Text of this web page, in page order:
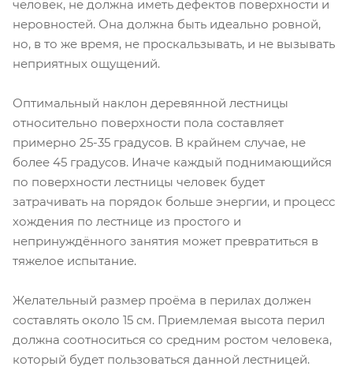
человек, не должна иметь дефектов поверхности и
неровностей. Она должна быть идеально ровной,
но, в то же время, не проскальзывать, и не вызывать
неприятных ощущений.
Оптимальный наклон деревянной лестницы
относительно поверхности пола составляет
примерно 25-35 градусов. В крайнем случае, не
более 45 градусов. Иначе каждый поднимающийся
по поверхности лестницы человек будет
затрачивать на порядок больше энергии, и процесс
хождения по лестнице из простого и
непринуждённого занятия может превратиться в
тяжелое испытание.
Желательный размер проёма в перилах должен
составлять около 15 см. Приемлемая высота перил
должна соотноситься со средним ростом человека,
который будет пользоваться данной лестницей.